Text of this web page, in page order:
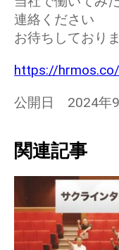
連絡ください
お待ちしており
https://
公開日 2024年
関連記事